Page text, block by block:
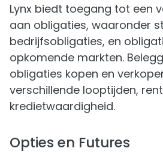
Lynx biedt toegang tot een
aan obligaties, waaronder
bedrijfsobligaties, en
opkomende markten.
obligaties kopen en
verschillende looptijden,
kredietwaardigheid.
Opties en Futures